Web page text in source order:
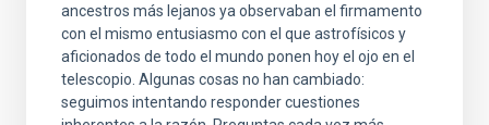
ancestros más lejanos ya observaban el firmamento
con el mismo entusiasmo con el que astrofísicos y
aficionados de todo el mundo ponen hoy el ojo en el
telescopio. Algunas cosas no han cambiado:
seguimos intentando responder cuestiones